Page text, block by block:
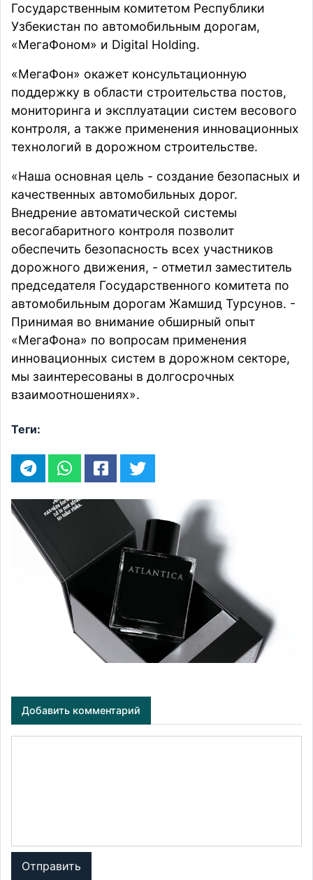
Государственным комитетом Республики
Узбекистан по автомобильным дорогам,
«МегаФоном» и Digital Holding.
«МегаФон» окажет консультационную
поддержку в области строительства постов,
мониторинга и эксплуатации систем весового
контроля, а также применения инновационных
технологий в дорожном строительстве.
«Наша основная цель - создание безопасных и
качественных автомобильных дорог.
Внедрение автоматической системы
весогабаритного контроля позволит
обеспечить безопасность всех участников
дорожного движения, - отметил заместитель
председателя Государственного комитета по
автомобильным дорогам Жамшид Турсунов. -
Принимая во внимание обширный опыт
«МегаФона» по вопросам применения
инновационных систем в дорожном секторе,
мы заинтересованы в долгосрочных
взаимоотношениях».
Теги:
Добавить комментарий
Отправить